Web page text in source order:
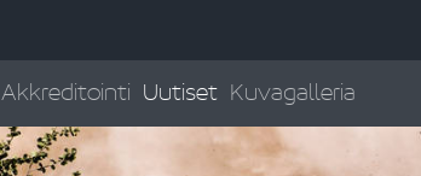
Akkreditointi Uutiset Kuvagalleria